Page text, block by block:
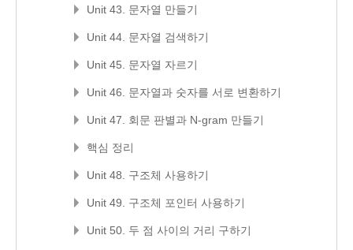
Unit 43. 문자열 만들기
Unit 44. 문자열 검색하기
Unit 45. 문자열 자르기
Unit 46. 문자열과 숫자를 서로 변환하기
Unit 47. 회문 판별과 N-gram 만들기
핵심 정리
Unit 48. 구조체 사용하기
Unit 49. 구조체 포인터 사용하기
Unit 50. 두 점 사이의 거리 구하기